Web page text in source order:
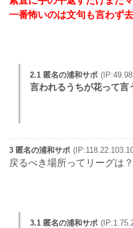
一番怖いのは文句も言わず
2.1 匿名の浦和サポ
言われるうちが花って言
3 匿名の浦和サポ
戻るべき場所ってリーグは？
3.1 匿名の浦和サポ